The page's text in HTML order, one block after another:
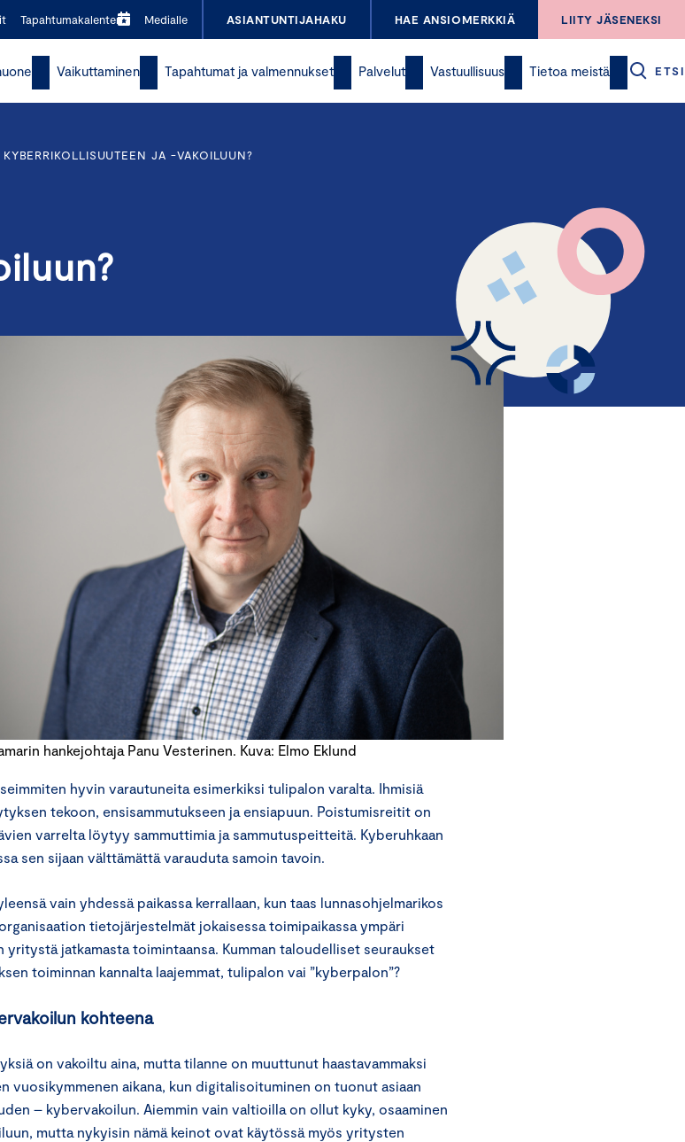
Tapahtumakalenteri Medialle ASIANTUNTIJAHAKU HAE ANSIOMERKKIÄ LIITY JÄSENEKSI
Vaikuttaminen Tapahtumat ja valmennukset Palvelut Vastuullisuus Tietoa meistä ETSI
JA -VAKOILUUN?
hankejohtaja Panu Vesterinen. Kuva: Elmo Eklund
hyvin varautuneita esimerkiksi tulipalon varalta. Ihmisiä
tekoon, ensisammutukseen ja ensiapuun. Poistumisreitit on
varrelta löytyy sammuttimia ja sammutuspeitteitä. Kyberuhkaan
sen sijaan välttämättä varauduta samoin tavoin.
vain yhdessä paikassa kerrallaan, kun taas lunnasohjelmarikos
tietojärjestelmät jokaisessa toimipaikassa ympäri
yritystä jatkamasta toimintaansa. Kumman taloudelliset seuraukset
toiminnan kannalta laajemmat, tulipalon vai ”kyberpalon”?
kohteena
on vakoiltu aina, mutta tilanne on muuttunut haastavammaksi
vuosikymmenen aikana, kun digitalisoituminen on tuonut asiaan
– kybervakoilun. Aiemmin vain valtioilla on ollut kyky, osaaminen
mutta nykyisin nämä keinot ovat käytössä myös yritysten